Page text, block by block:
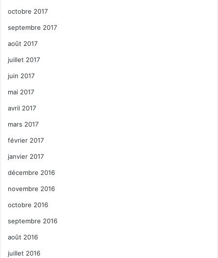
octobre 2017
septembre 2017
août 2017
juillet 2017
juin 2017
mai 2017
avril 2017
mars 2017
février 2017
janvier 2017
décembre 2016
novembre 2016
octobre 2016
septembre 2016
août 2016
juillet 2016